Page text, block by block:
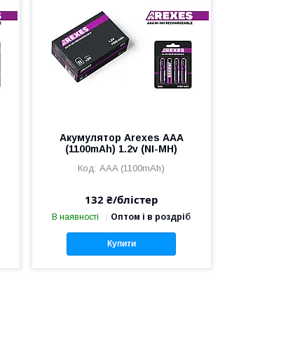
Акумулятор Arexes ААА
(1100mAh) 1.2v (NI-MH)
AAA (1100mAh)
132 ₴/блістер
В наявності Оптом і в роздріб
Купити